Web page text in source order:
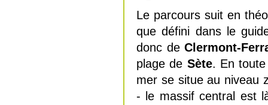
Le parcours suit en
que défini dans le
donc deClermont-
plage de Sète. En toute
mer se situe au niveau
- le massif central est